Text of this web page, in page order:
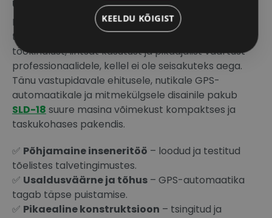
usaldusväärne kogu Euroopas
Kõik SAMI puisturid on valmistatud ja testitud
tõelistes Põhjamaade tingimustes. See tähendab
töökindlust, lihtsat kasutust ja pikaajalist väärtust
professionaalidele, kellel ei ole seisakuteks aega.
Tänu vastupidavale ehitusele, nutikale GPS-
automaatikale ja mitmekülgsele disainile pakub
SLD-18 suure masina võimekust kompaktses ja
taskukohases pakendis.
✅ Põhjamaine inseneritöö – loodud ja testitud
tõelistes talvetingimustes.
✅ Usaldusväärne ja tõhus – GPS-automaatika
tagab täpse puistamise.
✅ Pikaealine konstruktsioon – tsingitud ja
KEELDU KÕIGIST